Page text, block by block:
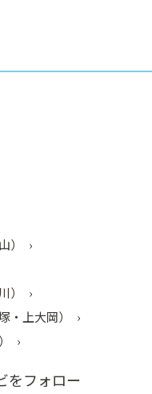
）
）
・上大岡）
をフォロー